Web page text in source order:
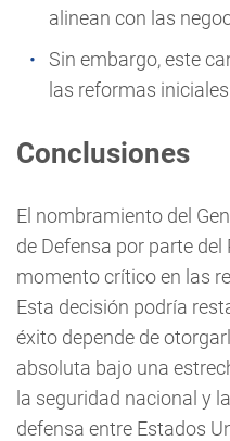
alinean con las
Sin embargo, este
las reformas
Conclusiones
El nombramiento del
de Defensa por parte
momento crítico en las
Esta decisión podría
éxito depende de
absoluta bajo una
la seguridad nacional y
defensa entre Estados